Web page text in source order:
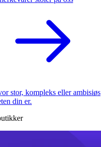
stor, kompleks eller ambisiøs
din er.